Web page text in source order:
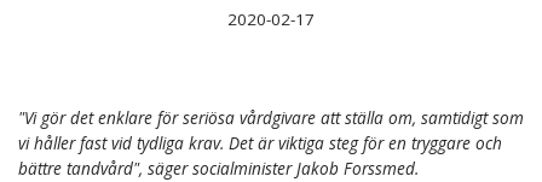
2020-02-17
"Vi gör det enklare för seriösa vårdgivare att ställa om, samtidigt som
vi håller fast vid tydliga krav. Det är viktiga steg för en tryggare och
bättre tandvård", säger socialminister Jakob Forssmed.